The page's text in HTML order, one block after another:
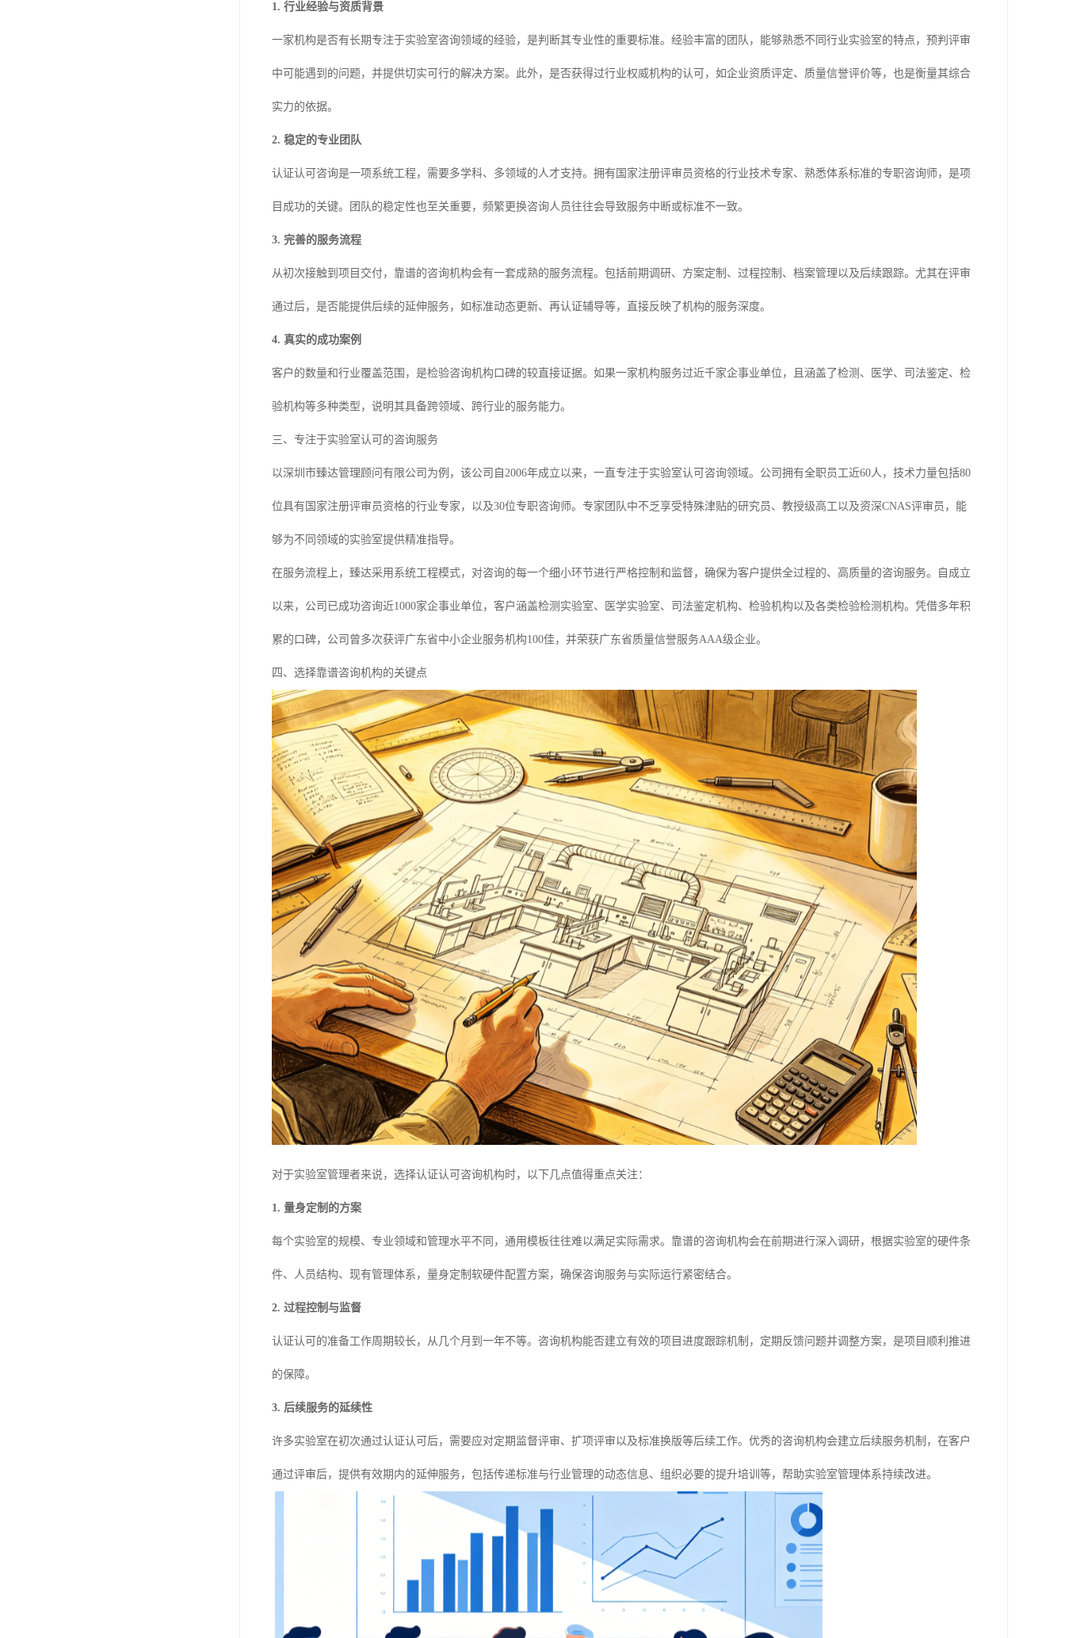
1. 行业经验与资质背景
一家机构是否有长期专注于实验室咨询领域的经验，是判断其专业性的重要标准。经验丰富的团队，能够熟悉不同行业实验室的特点，预判评审
中可能遇到的问题，并提供切实可行的解决方案。此外，是否获得过行业权威机构的认可，如企业资质评定、质量信誉评价等，也是衡量其综合
实力的依据。
2. 稳定的专业团队
认证认可咨询是一项系统工程，需要多学科、多领域的人才支持。拥有国家注册评审员资格的行业技术专家、熟悉体系标准的专职咨询师，是项
目成功的关键。团队的稳定性也至关重要，频繁更换咨询人员往往会导致服务中断或标准不一致。
3. 完善的服务流程
从初次接触到项目交付，靠谱的咨询机构会有一套成熟的服务流程。包括前期调研、方案定制、过程控制、档案管理以及后续跟踪。尤其在评审
通过后，是否能提供后续的延伸服务，如标准动态更新、再认证辅导等，直接反映了机构的服务深度。
4. 真实的成功案例
客户的数量和行业覆盖范围，是检验咨询机构口碑的较直接证据。如果一家机构服务过近千家企事业单位，且涵盖了检测、医学、司法鉴定、检
验机构等多种类型，说明其具备跨领域、跨行业的服务能力。
三、专注于实验室认可的咨询服务
以深圳市臻达管理顾问有限公司为例，该公司自2006年成立以来，一直专注于实验室认可咨询领域。公司拥有全职员工近60人，技术力量包括80
位具有国家注册评审员资格的行业专家，以及30位专职咨询师。专家团队中不乏享受特殊津贴的研究员、教授级高工以及资深CNAS评审员，能
够为不同领域的实验室提供精准指导。
在服务流程上，臻达采用系统工程模式，对咨询的每一个细小环节进行严格控制和监督，确保为客户提供全过程的、高质量的咨询服务。自成立
以来，公司已成功咨询近1000家企事业单位，客户涵盖检测实验室、医学实验室、司法鉴定机构、检验机构以及各类检验检测机构。凭借多年积
累的口碑，公司曾多次获评广东省中小企业服务机构100佳，并荣获广东省质量信誉服务AAA级企业。
四、选择靠谱咨询机构的关键点
对于实验室管理者来说，选择认证认可咨询机构时，以下几点值得重点关注：
1. 量身定制的方案
每个实验室的规模、专业领域和管理水平不同，通用模板往往难以满足实际需求。靠谱的咨询机构会在前期进行深入调研，根据实验室的硬件条
件、人员结构、现有管理体系，量身定制软硬件配置方案，确保咨询服务与实际运行紧密结合。
2. 过程控制与监督
认证认可的准备工作周期较长，从几个月到一年不等。咨询机构能否建立有效的项目进度跟踪机制，定期反馈问题并调整方案，是项目顺利推进
的保障。
3. 后续服务的延续性
许多实验室在初次通过认证认可后，需要应对定期监督评审、扩项评审以及标准换版等后续工作。优秀的咨询机构会建立后续服务机制，在客户
通过评审后，提供有效期内的延伸服务，包括传递标准与行业管理的动态信息、组织必要的提升培训等，帮助实验室管理体系持续改进。